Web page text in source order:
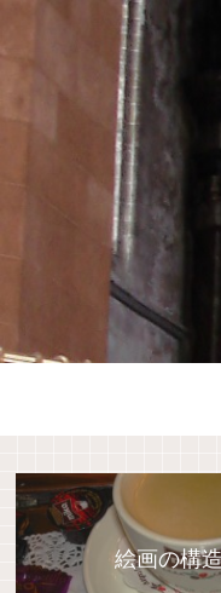
絵画の構